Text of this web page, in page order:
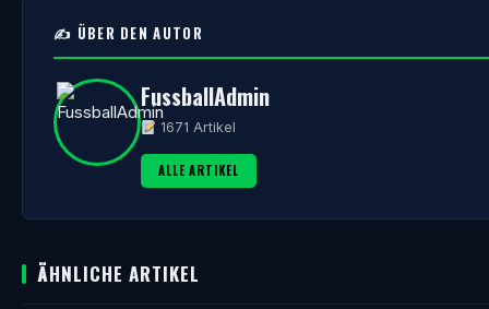
✍️ ÜBER DEN AUTOR
FussballAdmin
1671 Artikel
ALLE ARTIKEL
ÄHNLICHE ARTIKEL